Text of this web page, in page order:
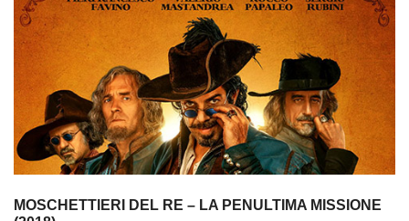
MOSCHETTIERI DEL RE – LA PENULTIMA MISSIONE